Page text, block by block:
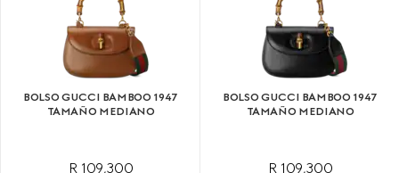
BOLSO GUCCI BAMBOO 1947
TAMAÑO MEDIANO
R 109,300
BOLSO GUCCI BAMBOO 1947
TAMAÑO MEDIANO
R 109,300